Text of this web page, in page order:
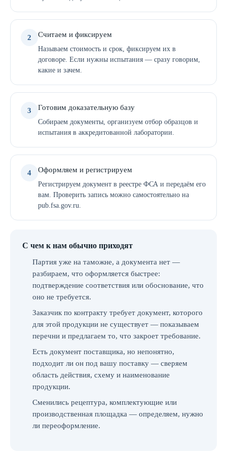
2 Считаем и фиксируем
Называем стоимость и срок, фиксируем их в
договоре. Если нужны испытания — сразу говорим,
какие и зачем.
3 Готовим доказательную базу
Собираем документы, организуем отбор образцов и
испытания в аккредитованной лаборатории.
4 Оформляем и регистрируем
Регистрируем документ в реестре ФСА и передаём его
вам. Проверить запись можно самостоятельно на
pub.fsa.gov.ru.
С чем к нам обычно приходят
Партия уже на таможне, а документа нет —
разбираем, что оформляется быстрее:
подтверждение соответствия или обоснование, что
оно не требуется.
Заказчик по контракту требует документ, которого
для этой продукции не существует — показываем
перечни и предлагаем то, что закроет требование.
Есть документ поставщика, но непонятно,
подходит ли он под вашу поставку — сверяем
область действия, схему и наименование
продукции.
Сменились рецептура, комплектующие или
производственная площадка — определяем, нужно
ли переоформление.